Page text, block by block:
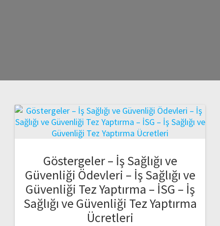
Göstergeler – İş Sağlığı ve
Güvenliği Ödevleri – İş Sağlığı ve
Güvenliği Tez Yaptırma – İSG – İş
Sağlığı ve Güvenliği Tez Yaptırma
Ücretleri